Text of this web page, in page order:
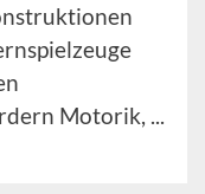
Motorik, ...